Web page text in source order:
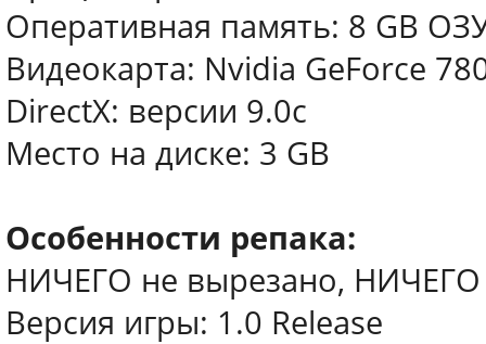
Оперативная память: 8 GB
Видеокарта: Nvidia GeForce
DirectX: версии 9.0c
Место на диске: 3 GB
Особенности репака:
НИЧЕГО не вырезано, НИЧЕГО
Версия игры: 1.0 Release